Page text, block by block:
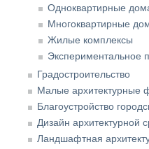
Одноквартирные
Многоквартирные
Жилые комплексы
Экспериментальное
Градостроительство
Малые архитектурные
Благоустройство
Дизайн архитектурной
Ландшафтная